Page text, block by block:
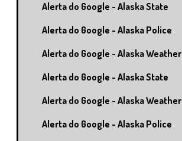
Alerta do Google - Alaska State
Alerta do Google - Alaska Police
Alerta do Google - Alaska Weather
Alerta do Google - Alaska State
Alerta do Google - Alaska Weather
Alerta do Google - Alaska Police